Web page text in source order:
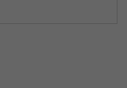
OG
250 cm er udviklet for